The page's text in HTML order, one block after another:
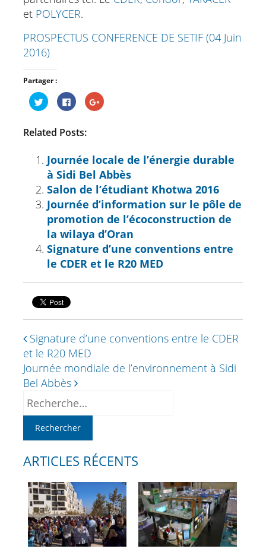
et POLYCER.
PROSPECTUS CONFERENCE DE SETIF (04 Juin
2016)
Partager :
Cliquez
pour
partager
Twitter(ouvre
dans
fenêtre)
Cliquez
pour
partager
Facebook(ouvre
dans
fenêtre)
Cliquez
pour
nouvelle
fenêtre)
Related Posts:
Journée locale de l’énergie durable
à Sidi Bel Abbès
Salon de l’étudiant Khotwa 2016
Journée d’information sur le pôle de
promotion de l’écoconstruction de
la wilaya d’Oran
Signature d’une conventions entre
le CDER et le R20 MED
Signature d’une conventions entre le CDER
et le R20 MED
Journée mondiale de l’environnement à Sidi
Bel Abbès
ARTICLES RÉCENTS